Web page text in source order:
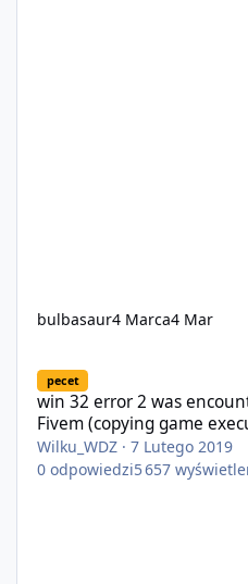
bulbasaur4 Marca4 Mar
pecet
win 32 error 2 was
Fivem (copying game
Wilku_WDZ ·7 Lutego 2019
0 odpowiedzi5 657